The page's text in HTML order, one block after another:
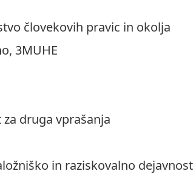
človekovih pravic in okolja
3MUHE
druga vprašanja
in raziskovalno dejavnost